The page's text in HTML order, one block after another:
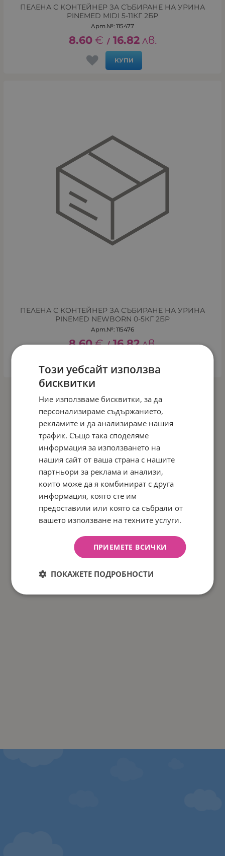
ПЕЛЕНА С КОНТЕЙНЕР ЗА СЪБИРАНЕ НА УРИНА
PINEMED MIDI 5-11КГ 2БР
Арт.№: 115477
8.60 € / 16.82 лв.
КУПИ
ПЕЛЕНА С КОНТЕЙНЕР ЗА СЪБИРАНЕ НА УРИНА
PINEMED NEWBORN 0-5КГ 2БР
Арт.№: 115476
8.60 € / 16.82 лв.
На страница по:
Този уебсайт използва
бисквитки
Ние използваме бисквитки, за да
персонализираме съдържанието,
рекламите и да анализираме нашия
трафик. Също така споделяме
информация за използването на
нашия сайт от ваша страна с нашите
партньори за реклама и анализи,
които може да я комбинират с друга
информация, която сте им
предоставили или която са събрали от
вашето използване на техните услуги.
ПРИЕМЕТЕ ВСИЧКИ
ПОКАЖЕТЕ ПОДРОБНОСТИ